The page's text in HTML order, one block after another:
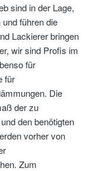
sind in der Lage,
führen die
Lackierer bringen
wir sind Profis im
für
für
Die
der zu
den benötigten
vorher von
Zum